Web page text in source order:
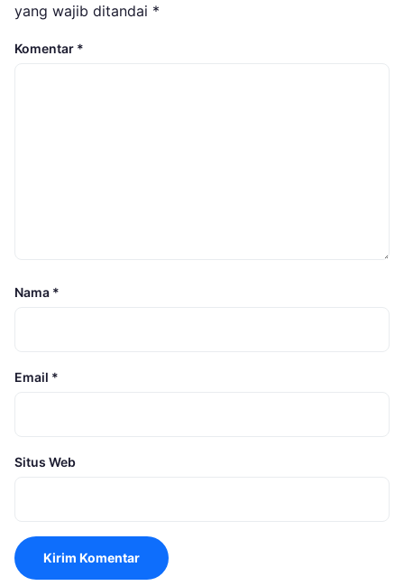
yang wajib ditandai *
Komentar *
Nama *
Email *
Situs Web